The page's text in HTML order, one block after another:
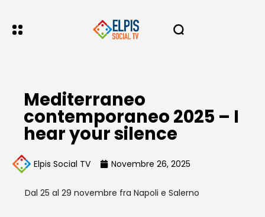
Mediterraneo
contemporaneo 2025 – I
hear your silence
Elpis Social TV Novembre 26, 2025
Dal 25 al 29 novembre fra Napoli e Salerno